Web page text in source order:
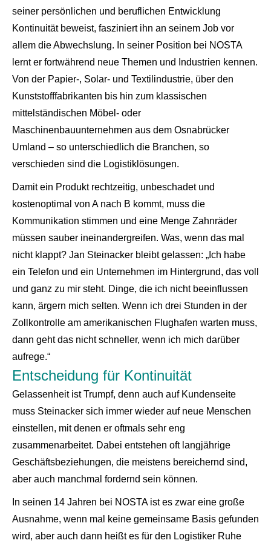
seiner persönlichen und beruflichen Entwicklung
Kontinuität beweist, fasziniert ihn an seinem Job vor
allem die Abwechslung. In seiner Position bei NOSTA
lernt er fortwährend neue Themen und Industrien kennen.
Von der Papier-, Solar- und Textilindustrie, über den
Kunststofffabrikanten bis hin zum klassischen
mittelständischen Möbel- oder
Maschinenbauunternehmen aus dem Osnabrücker
Umland – so unterschiedlich die Branchen, so
verschieden sind die Logistiklösungen.
Damit ein Produkt rechtzeitig, unbeschadet und
kostenoptimal von A nach B kommt, muss die
Kommunikation stimmen und eine Menge Zahnräder
müssen sauber ineinandergreifen. Was, wenn das mal
nicht klappt? Jan Steinacker bleibt gelassen: „Ich habe
ein Telefon und ein Unternehmen im Hintergrund, das voll
und ganz zu mir steht. Dinge, die ich nicht beeinflussen
kann, ärgern mich selten. Wenn ich drei Stunden in der
Zollkontrolle am amerikanischen Flughafen warten muss,
dann geht das nicht schneller, wenn ich mich darüber
aufrege.“
Entscheidung für Kontinuität
Gelassenheit ist Trumpf, denn auch auf Kundenseite
muss Steinacker sich immer wieder auf neue Menschen
einstellen, mit denen er oftmals sehr eng
zusammenarbeitet. Dabei entstehen oft langjährige
Geschäftsbeziehungen, die meistens bereichernd sind,
aber auch manchmal fordernd sein können.
In seinen 14 Jahren bei NOSTA ist es zwar eine große
Ausnahme, wenn mal keine gemeinsame Basis gefunden
wird, aber auch dann heißt es für den Logistiker Ruhe